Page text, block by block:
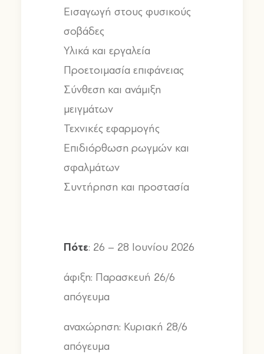
Εισαγωγή στους φυσικούς
σοβάδες
Υλικά και εργαλεία
Προετοιμασία επιφάνειας
Σύνθεση και ανάμιξη
μειγμάτων
Τεχνικές εφαρμογής
Επιδιόρθωση ρωγμών και
σφαλμάτων
Συντήρηση και προστασία
Πότε: 26 – 28 Ιουνίου 2026
άφιξη: Παρασκευή 26/6
απόγευμα
αναχώρηση: Κυριακή 28/6
απόγευμα